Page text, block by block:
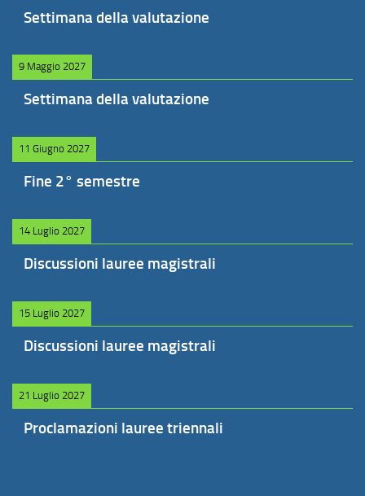
Settimana della valutazione
9 Maggio 2027
Settimana della valutazione
11 Giugno 2027
Fine 2° semestre
14 Luglio 2027
Discussioni lauree magistrali
15 Luglio 2027
Discussioni lauree magistrali
21 Luglio 2027
Proclamazioni lauree triennali